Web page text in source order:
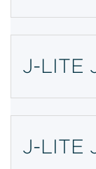
J-LITE
J-LITE